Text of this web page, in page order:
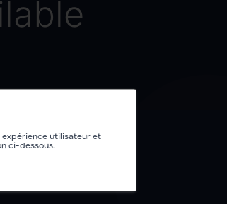
expérience utilisateur et
ci-dessous.